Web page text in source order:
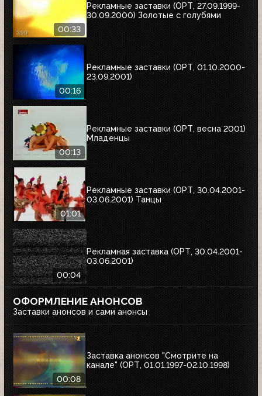
00:33
Рекламные заставки (ОРТ, 27.09.1999-
30.09.2000) Золотые с голубями
00:16
Рекламные заставки (ОРТ, 01.10.2000-
23.09.2001)
00:13
Рекламные заставки (ОРТ, весна 2001)
Младенцы
01:01
Рекламные заставки (ОРТ, 30.04.2001-
03.06.2001) Танцы
00:04
Рекламная заставка (ОРТ, 30.04.2001-
03.06.2001)
ОФОРМЛЕНИЕ АНОНСОВ
Заставки анонсов и сами анонсы
00:08
Заставка анонсов "Смотрите на
канале" (ОРТ, 01.01.1997-02.10.1998)